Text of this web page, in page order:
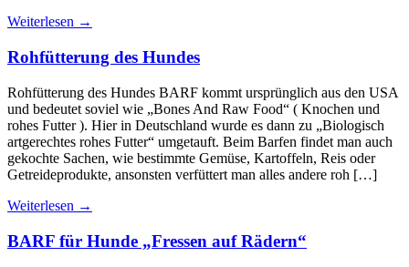
Weiterlesen →
Rohfütterung des Hundes
Rohfütterung des Hundes BARF kommt ursprünglich aus den USA
und bedeutet soviel wie „Bones And Raw Food“ ( Knochen und
rohes Futter ). Hier in Deutschland wurde es dann zu „Biologisch
artgerechtes rohes Futter“ umgetauft. Beim Barfen findet man auch
gekochte Sachen, wie bestimmte Gemüse, Kartoffeln, Reis oder
Getreideprodukte, ansonsten verfüttert man alles andere roh […]
Weiterlesen →
BARF für Hunde „Fressen auf Rädern“